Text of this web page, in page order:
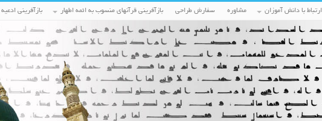
ارتباط با دانش آموزان مشاوره سفارش طراحی بازآفرینی قرآنهای منسوب به ائمه اطهار بازآفرینی